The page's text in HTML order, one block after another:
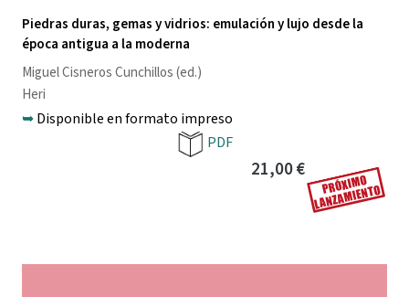
Piedras duras, gemas y vidrios: emulación y lujo desde la
época antigua a la moderna
Miguel Cisneros Cunchillos(ed.)
Heri
➥Disponible en formato impreso
PDF
21,00 €